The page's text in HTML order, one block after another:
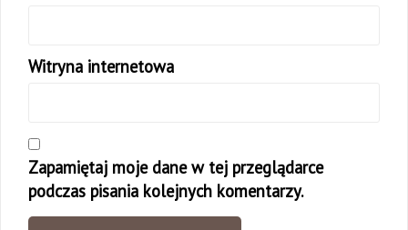
Witryna internetowa
Zapamiętaj moje dane w tej przeglądarce
podczas pisania kolejnych komentarzy.